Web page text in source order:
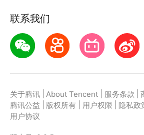
联系我们
关于腾讯 About Tencent 服务条款
腾讯公益
版权所有 用户权限 隐私政
用户协议